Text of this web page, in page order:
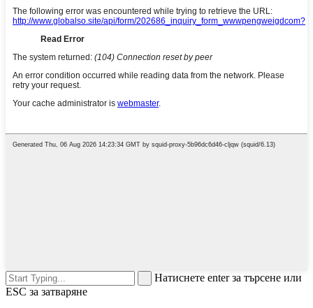
Натиснете enter за търсене или
ESC за затваряне